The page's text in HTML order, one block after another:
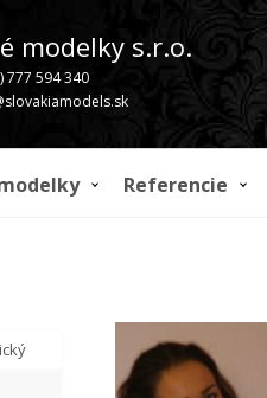
modelky s.r.o.
777 594 340
Referencie